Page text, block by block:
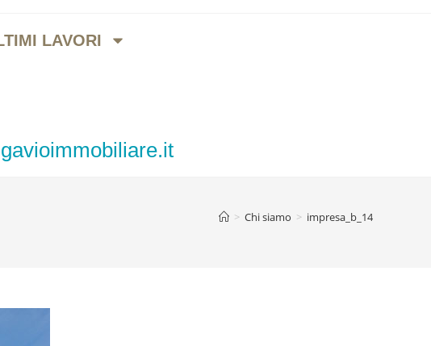
LAVORI
> Chi siamo > impresa_b_14